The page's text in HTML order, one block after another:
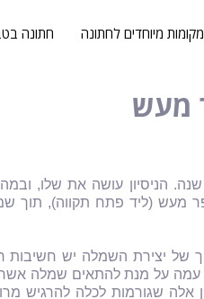
מקומות מיוחדים לחתונה חתונה
מעש
ענת מנוס מעצבת שמלות ערב ושמלות כלה מזה כ-15
מעש (ליד פתח תקווה), תוך
של יצירת השמלה יש חשיבות
עמה על מנת להתאים שמלה אשר
אלה שגורמות לכלה להרגיש